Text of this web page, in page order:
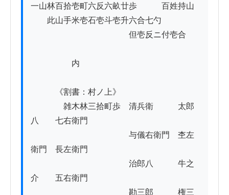
一山林百拾壱町六反六畝廿歩　　　百姓持山
此山手米壱石壱斗壱升六合七勺
但壱反ニ付壱合
内
《割書：村ノ上》
雑木林三拾町歩　清兵衛　　　太郎
八　　七右衛門
与儀右衛門　杢左
衛門　長左衛門
治郎八　　　牛之
介　　五右衛門
勘三郎　　　権三